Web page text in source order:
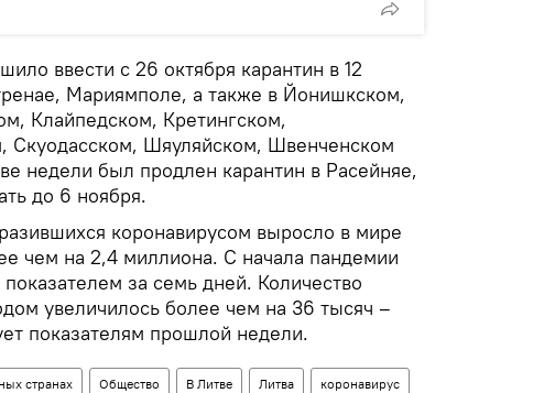
ввести с 26 октября карантин в 12
Мариямполе, а также в Йонишкском,
Клайпедском, Кретингском,
Скуодасском, Шяуляйском, Швенченском
недели был продлен карантин в Расейняе,
до 6 ноября.
коронавирусом выросло в мире
чем на 2,4 миллиона. С начала пандемии
за семь дней. Количество
увеличилось более чем на 36 тысяч –
показателям прошлой недели.
странах Общество В Литве Литва коронавирус